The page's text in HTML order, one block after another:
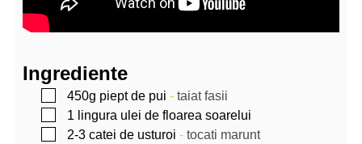
Ingrediente
▢
450g piept de pui - taiat fasii
▢
1 lingura ulei de floarea soarelui
▢
2-3 catei de usturoi - tocati marunt